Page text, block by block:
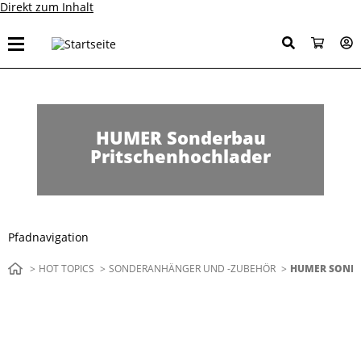
Direkt zum Inhalt
HUMER Sonderbau
Pritschenhochlader
Pfadnavigation
HOT TOPICS SONDERANHÄNGER UND -ZUBEHÖR AKTUELL:
HUMER